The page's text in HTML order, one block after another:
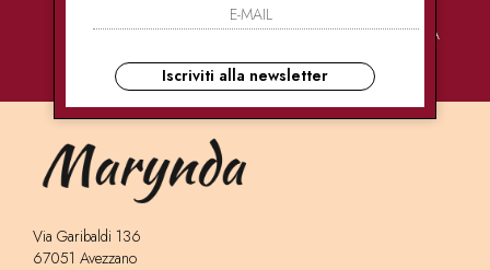
PAGAMENTI
CONSEGNE
ULTRA RAPIDE
ASSISTENZA
Via Garibaldi 136
67051 Avezzano
Iscriviti alla newsletter